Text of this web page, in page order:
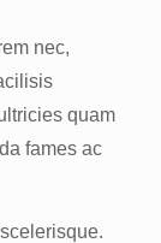
nec,
quam
fames ac